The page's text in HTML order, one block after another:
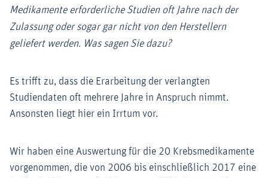
Medikamente erforderliche Studien oft Jahre nach der
Zulassung oder sogar gar nicht von den Herstellern
geliefert werden. Was sagen Sie dazu?
Es trifft zu, dass die Erarbeitung der verlangten
Studiendaten oft mehrere Jahre in Anspruch nimmt.
Ansonsten liegt hier ein Irrtum vor.
Wir haben eine Auswertung für die 20 Krebsmedikamente
vorgenommen, die von 2006 bis einschließlich 2017 eine